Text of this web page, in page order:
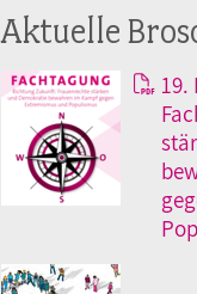
Aktuelle
19.